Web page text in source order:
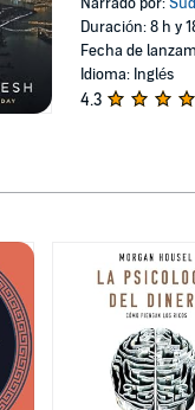
Duración: 8 h y
Fecha de
Idioma: Inglés
4.3